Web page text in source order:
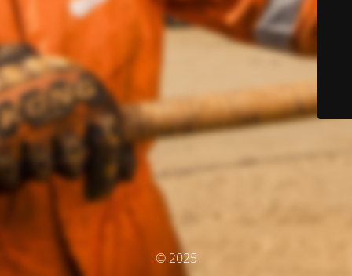
© 2025